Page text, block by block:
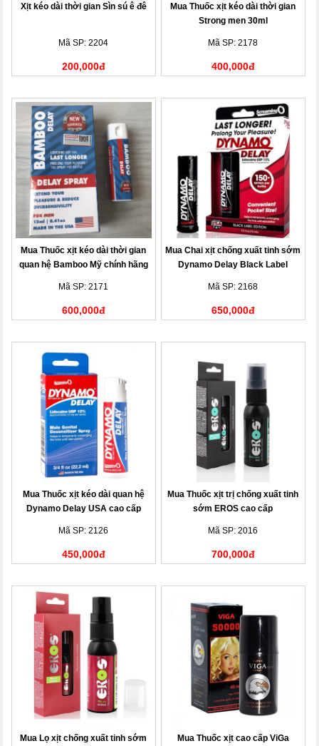
Xịt kéo dài thời gian Sìn sú ê đê
Mã SP: 2204
200,000đ
Mua Thuốc xịt kéo dài thời gian
Strong men 30ml
Mã SP: 2178
400,000đ
Mua Thuốc xịt kéo dài thời gian
quan hệ Bamboo Mỹ chính hãng
Mã SP: 2171
600,000đ
Mua Chai xịt chống xuất tinh sớm
Dynamo Delay Black Label
Mã SP: 2168
650,000đ
Mua Thuốc xịt kéo dài quan hệ
Dynamo Delay USA cao cấp
Mã SP: 2126
450,000đ
Mua Thuốc xịt trị chống xuất tinh
sớm EROS cao cấp
Mã SP: 2016
700,000đ
Mua Lọ xịt chống xuất tinh sớm
Mua Thuốc xịt cao cấp ViGa